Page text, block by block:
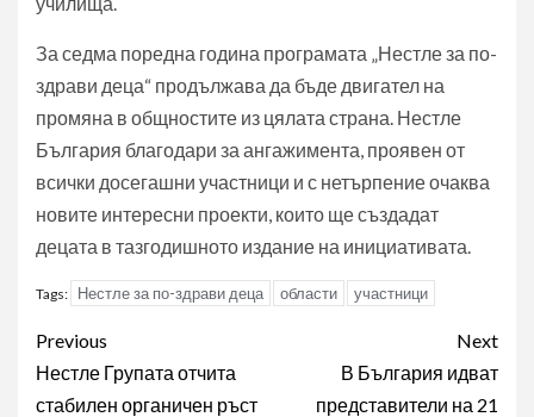
За седма поредна година програмата „Нестле за по-
здрави деца“ продължава да бъде двигател на
промяна в общностите из цялата страна. Нестле
България благодари за ангажимента, проявен от
всички досегашни участници и с нетърпение очаква
новите интересни проекти, които ще създадат
децата в тазгодишното издание на инициативата.
Tags: Нестле за по-здрави деца области участници
Post
navigation
Previous
Нестле Групата отчита
стабилен органичен ръст
Next
В България идват
представители на 21